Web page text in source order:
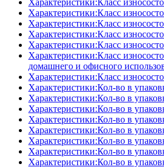
Характеристики:Класс
Характеристики:Класс
Характеристики:Класс
Характеристики:Класс
Характеристики:Класс
Характеристики:Класс
домашнего и офисного
Характеристики:Класс
Характеристики:Кол-во в
Характеристики:Кол-во в
Характеристики:Кол-во в
Характеристики:Кол-во в
Характеристики:Кол-во в
Характеристики:Кол-во в
Характеристики:Кол-во в
Характеристики:Кол-во в